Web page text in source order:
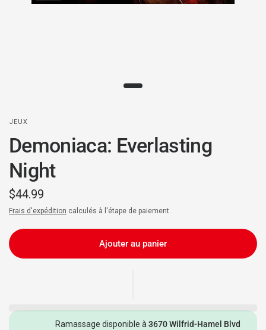
JEUX
Demoniaca: Everlasting
Night
$44.99
Frais d'expédition calculés à l'étape de paiement.
Ajouter au panier
Ramassage disponible à3670 Wilfrid-Hamel Blvd